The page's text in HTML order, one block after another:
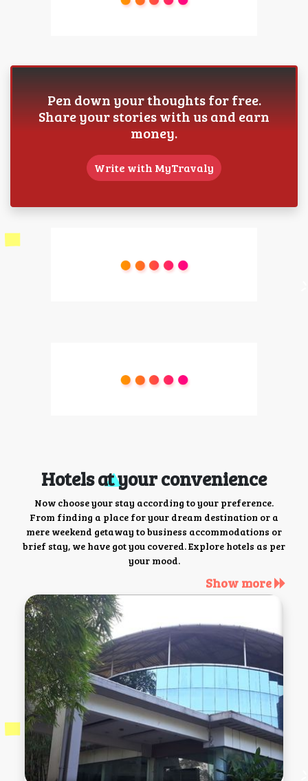
Pen down your thoughts for free.
Share your stories with us and earn
money.
Write with MyTravaly
Hotels at your convenience
Now choose your stay according to your preference.
From finding a place for your dream destination or a
mere weekend getaway to business accommodations or
brief stay, we have got you covered. Explore hotels as per
your mood.
Show more